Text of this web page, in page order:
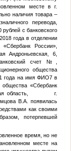
месте в г.
наличия товара –
перевода,
с банковского
года в отделении
России»,
Андроньевская, 6,
счет №
общества
года на имя ФИО7в
общества «Сбербанк
область, г.
В.А.
появилась
как своими
потерпевшей
время, но не
месте на